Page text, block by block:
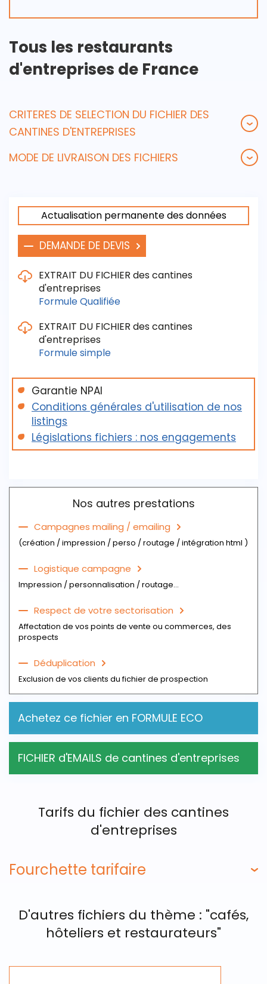
Tous les restaurants
d'entreprises de France
CRITERES DE SELECTION DU FICHIER DES
CANTINES D'ENTREPRISES
MODE DE LIVRAISON DES FICHIERS
Actualisation permanente des données
DEMANDE DE DEVIS
EXTRAIT DU FICHIER des cantines
d'entreprises
Formule Qualifiée
Les critères de sélection / de livraison sont :
- La raison sociale / Le Siret
- Le nom des principaux directeurs / responsables
- L'adresse, le téléphone, le fax
- Le statut juridique
- L'année de création
- L'effectif
EXTRAIT DU FICHIER des cantines
d'entreprises
Formule simple
Les critères de sélection / de livraison sont :
- La raison sociale
- L'adresse, le téléphone, le fax, l'email
Télécharger ici votre extrait de fichier
Garantie NPAI
Conditions générales d'utilisation de nos
listings
Législations fichiers : nos engagements
Nos autres prestations
Campagnes mailing / emailing
(création / impression / perso / routage / intégration html )
Logistique campagne
Impression / personnalisation / routage...
Respect de votre sectorisation
Affectation de vos points de vente ou commerces, des
prospects
Déduplication
Exclusion de vos clients du fichier de prospection
Achetez ce fichier en FORMULE ECO
FICHIER d'EMAILS de cantines d'entreprises
Tarifs du fichier des cantines
d'entreprises
Fourchette tarifaire
D'autres fichiers du thème : "cafés,
hôteliers et restaurateurs"